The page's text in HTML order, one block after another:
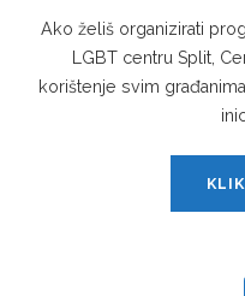
Ako želiš organizirati
LGBT centru Split,
korištenje svim